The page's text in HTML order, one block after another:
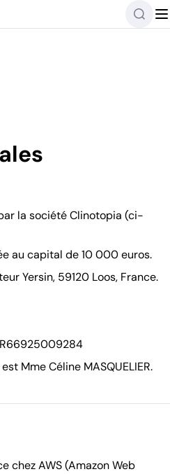
la société Clinotopia (ci-
au capital de 10 000 euros.
Yersin, 59120 Loos, France.
Mme Céline MASQUELIER.
chez AWS (Amazon Web